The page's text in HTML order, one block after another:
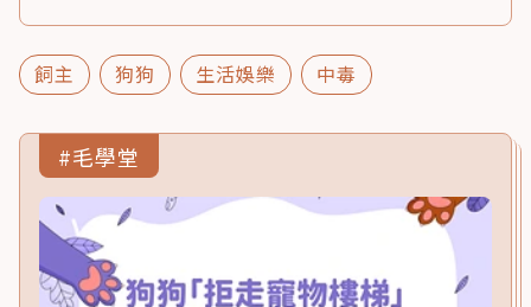
飼主 狗狗 生活娛樂 中毒
#毛學堂